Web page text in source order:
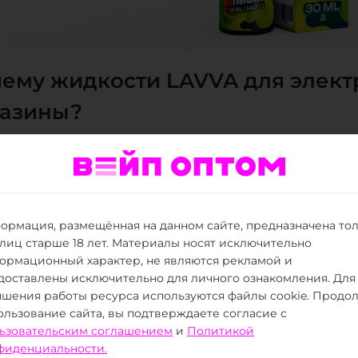
жидкости LAVVA для
LAVVA акцент сделан на
POD-системы. Большинство позиций
достаточно и для тестовой партии, и для
Содержание никотина около 2 процентов
ощущения как новичкам, так и
с других российских брендов. Баланс
LAVVA универсальной для разных
жидкости и облегчает консультацию
но аккуратный визуальный ряд помогает
размещённая на данном сайте, предназначена
старше 18 лет. Материалы носят исключительно
характер, не являются рекламой и
исключительно для личного ознакомления. Для
работы ресурса используются файлы cookie.
сайта, вы подтверждаете согласие с
соглашением и Политикой